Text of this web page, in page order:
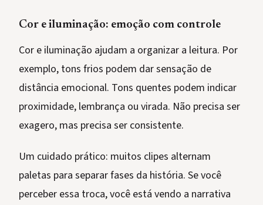
Cor e iluminação: emoção com controle
Cor e iluminação ajudam a organizar a leitura. Por
exemplo, tons frios podem dar sensação de
distância emocional. Tons quentes podem indicar
proximidade, lembrança ou virada. Não precisa ser
exagero, mas precisa ser consistente.
Um cuidado prático: muitos clipes alternam
paletas para separar fases da história. Se você
perceber essa troca, você está vendo a narrativa